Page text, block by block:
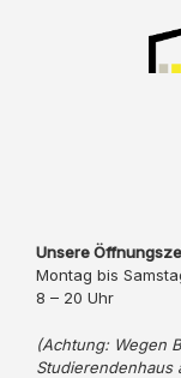
Unsere
Montag bis
8 – 20 Uhr
(Achtung: Wegen
Studierendenhaus